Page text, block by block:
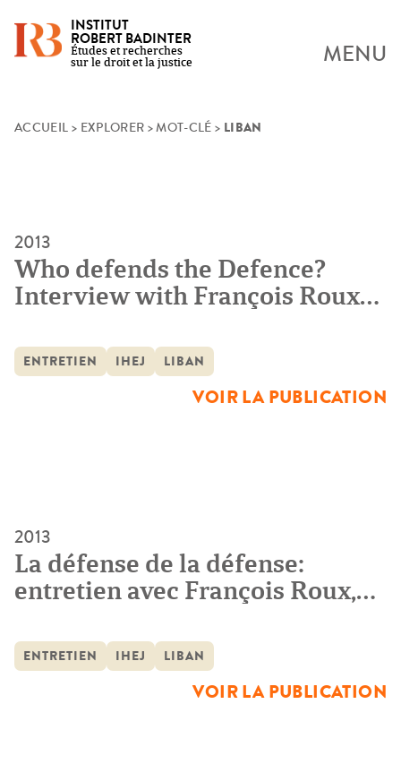
Skip
INSTITUT
ROBERT BADINTER
Études et recherches
sur le droit et la justice
MENU
ACCUEIL > EXPLORER >MOT-CLÉ > LIBAN
2013
Who defends the Defence?
Interview with François Roux
the Special Tribunal for
Lebanon
ENTRETIEN IHEJ LIBAN
VOIR LA PUBLICATION
2013
La défense de la défense:
entretien avec François Roux,
du Tribunal spécial pour le
Liban
ENTRETIEN IHEJ LIBAN
VOIR LA PUBLICATION